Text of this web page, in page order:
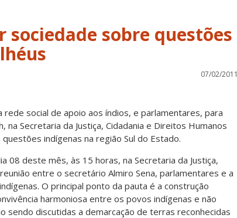
sociedade sobre questões
07/02/2011
rede social de apoio aos índios, e parlamentares, para
na Secretaria da Justiça, Cidadania e Direitos Humanos
indígenas na região Sul do Estado.
08 deste mês, às 15 horas, na Secretaria da Justiça,
entre o secretário Almiro Sena, parlamentares e a
O principal ponto da pauta é a construção
harmoniosa entre os povos indígenas e não
sendo discutidas a demarcação de terras reconhecidas